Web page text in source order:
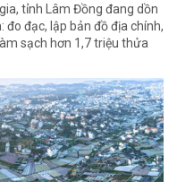
tỉnh Lâm Đồng đang dồn
đạc, lập bản đồ địa chính,
sạch hơn 1,7 triệu thửa